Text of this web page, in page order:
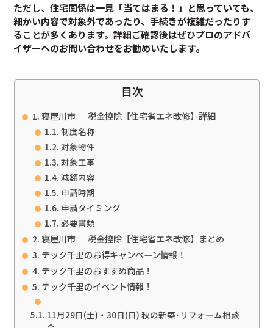
ただし、住宅関係は一見「当てはまる！」と思っていても、
細かい内容で対象外であったり、手続きが複雑だったりす
ることが多くあります。詳細ご確認後はぜひプロのアドバ
イザーへのお問い合わせをお勧めいたします。
目次
寝屋川市 ｜ 税金控除【住宅省エネ改修】詳細
制度名称
対象物件
対象工事
減額内容
申請時期
申請タイミング
必要書類
寝屋川市 ｜ 税金控除【住宅省エネ改修】まとめ
テック千里のお得キャンペーン情報！
テック千里のおすすめ商品！
テック千里のイベント情報！
11月29日(土)・30日(日) 秋の新築･リフォーム相談